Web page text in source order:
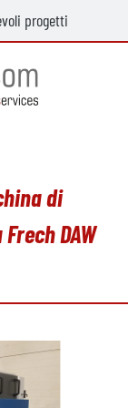
progetti
di
DAW